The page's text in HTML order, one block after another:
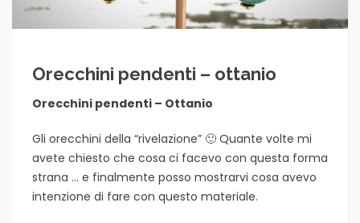
Orecchini pendenti – ottanio
Orecchini pendenti – Ottanio
Gli orecchini della “rivelazione” 🙂 Quante volte mi
avete chiesto che cosa ci facevo con questa forma
strana … e finalmente posso mostrarvi cosa avevo
intenzione di fare con questo materiale.